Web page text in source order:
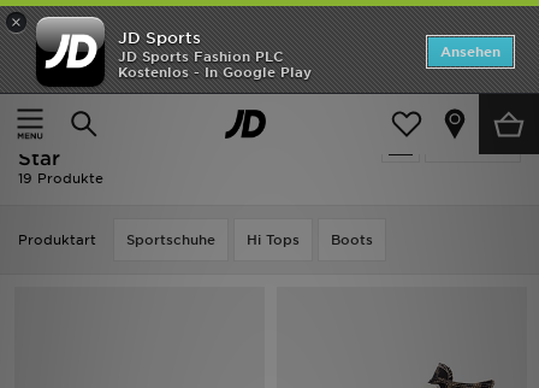
×
JD Sports
JD Sports Fashion PLC
Kostenlos - In Google Play
Ansehen
Home
Ausverkauf | Converse Converse All Star
Verfeinern
Ausverkauf | Converse Converse All
Star
19 Produkte
Produktart Sportschuhe Hi Tops Boots
ANGEBOTE
Neuheiten
Herren